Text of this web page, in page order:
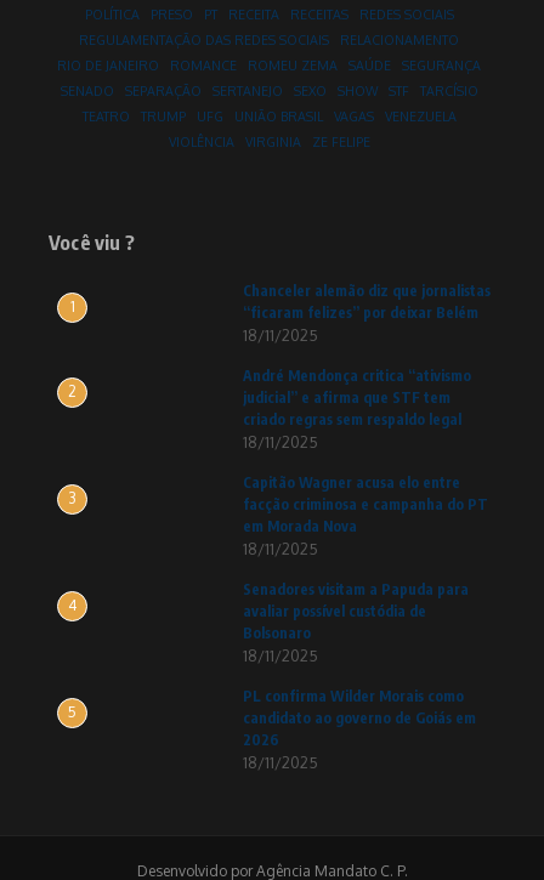
POLÍTICA
PRESO PT RECEITA RECEITAS
REDES SOCIAIS
REGULAMENTAÇÃO DAS REDES SOCIAIS
RELACIONAMENTO
RIO DE JANEIRO
ROMANCE ROMEU ZEMA SAÚDE
SEGURANÇA
SENADO
SEPARAÇÃO SERTANEJO SEXO SHOW STF
TARCÍSIO
TEATRO
TRUMP UFG UNIÃO BRASIL VAGAS
VENEZUELA
VIOLÊNCIA
VIRGINIA ZE FELIPE
Você viu ?
1
Chanceler alemão diz que jornalistas
“ficaram felizes” por deixar Belém
18/11/2025
2
André Mendonça critica “ativismo
judicial” e afirma que STF tem
criado regras sem respaldo legal
18/11/2025
3
Capitão Wagner acusa elo entre
facção criminosa e campanha do PT
em Morada Nova
18/11/2025
4
Senadores visitam a Papuda para
avaliar possível custódia de
Bolsonaro
18/11/2025
5
PL confirma Wilder Morais como
candidato ao governo de Goiás em
2026
18/11/2025
Desenvolvido por Agência Mandato C. P.